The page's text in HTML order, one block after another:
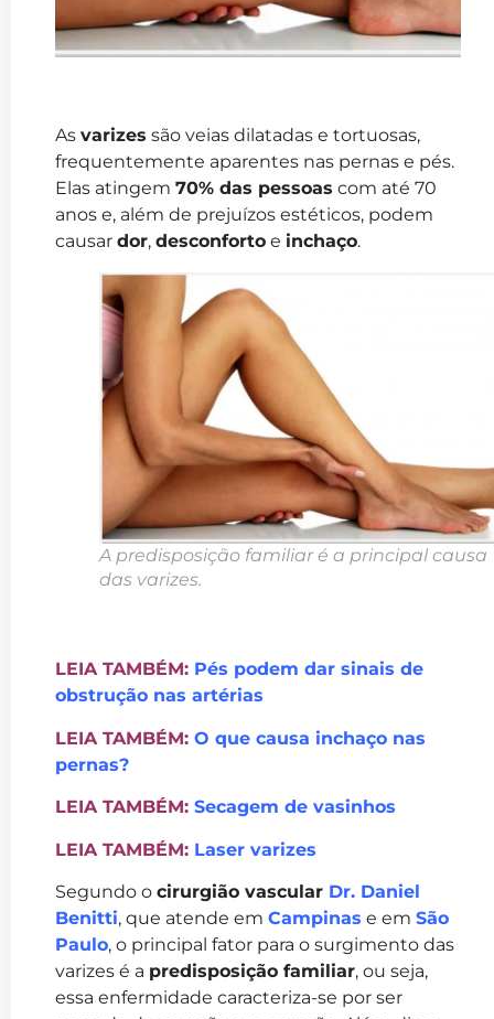
As varizes são veias dilatadas e tortuosas,
frequentemente aparentes nas pernas e pés.
Elas atingem 70% das pessoas com até 70
anos e, além de prejuízos estéticos, podem
causar dor, desconforto e inchaço.
A predisposição familiar é a principal causa
das varizes.
LEIA TAMBÉM: Pés podem dar sinais de
obstrução nas artérias
LEIA TAMBÉM: O que causa inchaço nas
pernas?
LEIA TAMBÉM: Secagem de vasinhos
LEIA TAMBÉM: Laser varizes
Segundo o cirurgião vascular Dr. Daniel
Benitti, que atende em Campinas e em São
Paulo, o principal fator para o surgimento das
varizes é a predisposição familiar, ou seja,
essa enfermidade caracteriza-se por ser